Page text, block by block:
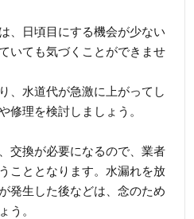
、日頃目にする機会が少ない
いても気づくことができませ
、水道代が急激に上がってし
修理を検討しましょう。
交換が必要になるので、業者
こととなります。水漏れを放
発生した後などは、念のため
う。